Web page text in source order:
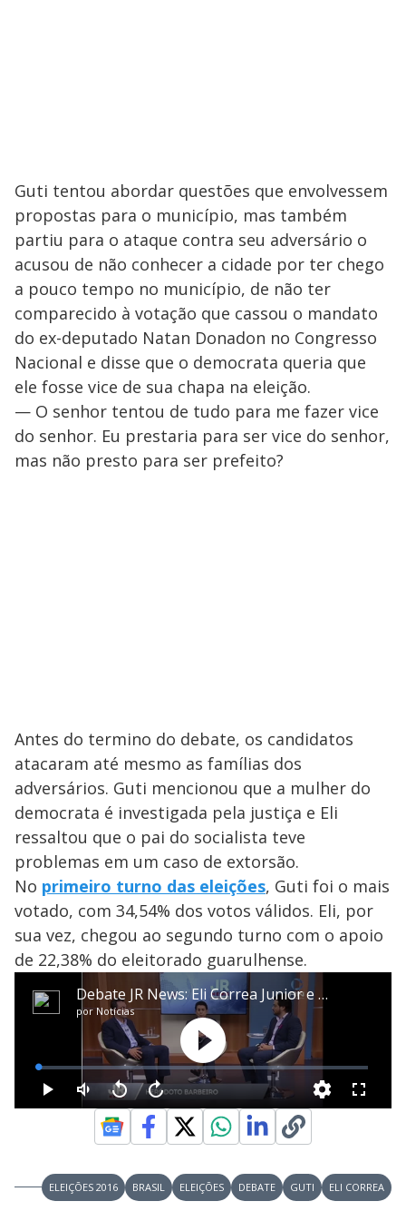
Guti tentou abordar questões que envolvessem
propostas para o município, mas também
partiu para o ataque contra seu adversário o
acusou de não conhecer a cidade por ter chego
a pouco tempo no município, de não ter
comparecido à votação que cassou o mandato
do ex-deputado Natan Donadon no Congresso
Nacional e disse que o democrata queria que
ele fosse vice de sua chapa na eleição.
— O senhor tentou de tudo para me fazer vice
do senhor. Eu prestaria para ser vice do senhor,
mas não presto para ser prefeito?
Antes do termino do debate, os candidatos
atacaram até mesmo as famílias dos
adversários. Guti mencionou que a mulher do
democrata é investigada pela justiça e Eli
ressaltou que o pai do socialista teve
problemas em um caso de extorsão.
No primeiro turno das eleições, Guti foi o mais
votado, com 34,54% dos votos válidos. Eli, por
sua vez, chegou ao segundo turno com o apoio
de 22,38% do eleitorado guarulhense.
ELEIÇÕES 2016 BRASIL ELEIÇÕES DEBATE GUTI ELI CORREA